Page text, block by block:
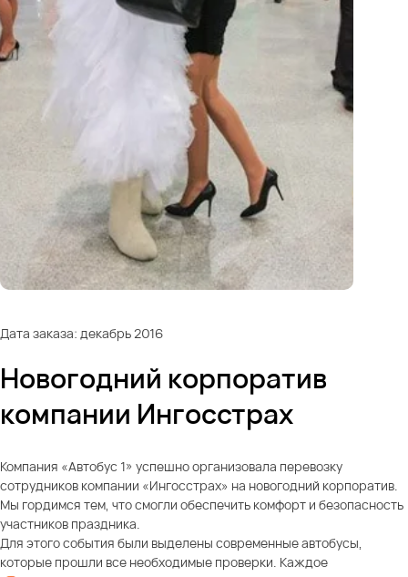
Дата заказа: декабрь 2016
Новогодний корпоратив
компании Ингосстрах
Компания «Автобус 1» успешно организовала перевозку
сотрудников компании «Ингосстрах» на новогодний корпоратив.
Мы гордимся тем, что смогли обеспечить комфорт и безопасность
участников праздника.
Для этого события были выделены современные автобусы,
которые прошли все необходимые проверки. Каждое